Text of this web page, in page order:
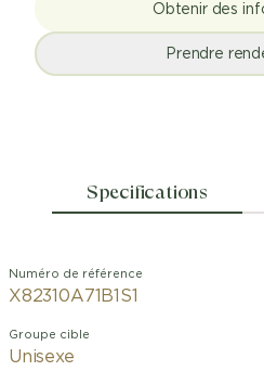
Obtenir des
Prendre
Specifications
Numéro de référence
X82310A71B1S1
Groupe cible
Unisexe